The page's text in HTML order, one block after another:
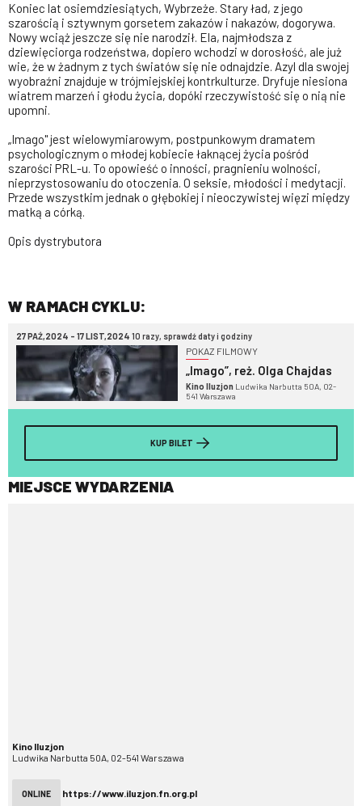
Koniec lat osiemdziesiątych, Wybrzeże. Stary ład, z jego
szarością i sztywnym gorsetem zakazów i nakazów, dogorywa.
Nowy wciąż jeszcze się nie narodził. Ela, najmłodsza z
dziewięciorga rodzeństwa, dopiero wchodzi w dorosłość, ale już
wie, że w żadnym z tych światów się nie odnajdzie. Azyl dla swojej
wyobraźni znajduje w trójmiejskiej kontrkulturze. Dryfuje niesiona
wiatrem marzeń i głodu życia, dopóki rzeczywistość się o nią nie
upomni.
„Imago" jest wielowymiarowym, postpunkowym dramatem
psychologicznym o młodej kobiecie łaknącej życia pośród
szarości PRL-u. To opowieść o inności, pragnieniu wolności,
nieprzystosowaniu do otoczenia. O seksie, młodości i medytacji.
Przede wszystkim jednak o głębokiej i nieoczywistej więzi między
matką a córką.
Opis dystrybutora
W RAMACH CYKLU:
27 PAŹ,2024 - 17 LIST,2024 10 razy, sprawdź daty i godziny
POKAZ FILMOWY
„Imago”, reż. Olga Chajdas
Kino Iluzjon Ludwika Narbutta 50A, 02-
541 Warszawa
KUP BILET
MIEJSCE WYDARZENIA
Kino Iluzjon
Ludwika Narbutta 50A, 02-541 Warszawa
ONLINE https://www.iluzjon.fn.org.pl